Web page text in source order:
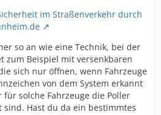
im Straßenverkehr durch
so an wie eine Technik, bei der
zum Beispiel mit versenkbaren
sich nur öffnen, wenn Fahrzeuge
von dem System erkannt
solche Fahrzeuge die Poller
Hast du da ein bestimmtes